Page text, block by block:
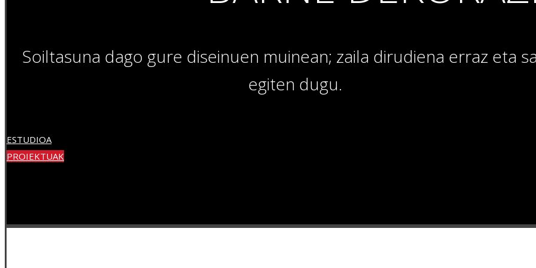
Soiltasuna dago gure diseinuen muinean; zaila dirudiena erraz eta
egiten dugu.
ESTUDIOA
PROIEKTUAK